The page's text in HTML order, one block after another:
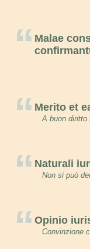
“ Malae
“ Merito et
A buon diritto
“ Naturali
Non si può
“ Opinio
Convinzione